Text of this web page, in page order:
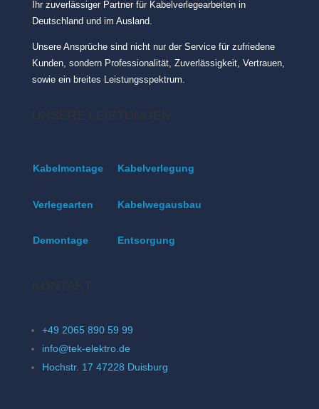
Ihr zuverlässiger Partner für Kabelverlegearbeiten in
Deutschland und im Ausland.
Unsere Ansprüche sind nicht nur der Service für zufriedene
Kunden, sondern Professionalität, Zuverlässigkeit, Vertrauen,
sowie ein breites Leistungsspektrum.
Kabelmontage Kabelverlegung
Verlegearten Kabelwegausbau
Demontage Entsorgung
+49 2065 890 59 99
info@tek-elektro.de
Hochstr. 17 47228 Duisburg